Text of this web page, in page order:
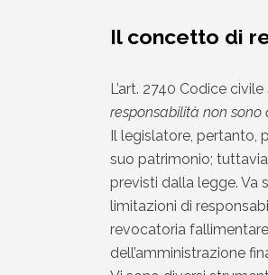
Il concetto di
L’art. 2740 Codice
responsabilità non sono
Il legislatore,
suo patrimonio;
previsti dalla legge. Va
limitazioni di
revocatoria
dell’amministrazione